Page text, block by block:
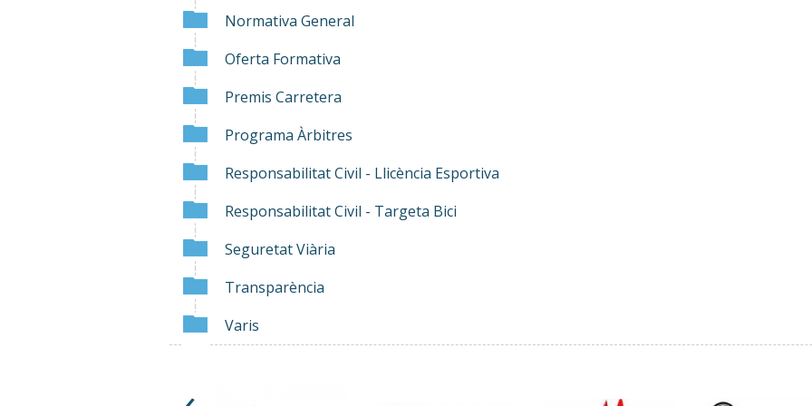
Normativa General
Oferta Formativa
Premis Carretera
Programa Àrbitres
Responsabilitat Civil - Llicència Esportiva
Responsabilitat Civil - Targeta Bici
Seguretat Viària
Transparència
Varis